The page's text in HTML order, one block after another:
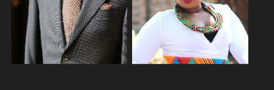
alten Thailand kommt und in
vielen an...
in Einkaufszentren erstehen.
Die Ware ist eigentl...